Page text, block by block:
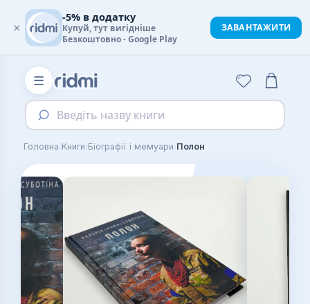
☰
Введіть назву книги
Головна›Книги›Біографії і мемуари›Полон
×
-5% в додатку
Купуй, тут вигідніше
Безкоштовно - Google Play
ЗАВАНТАЖИТИ